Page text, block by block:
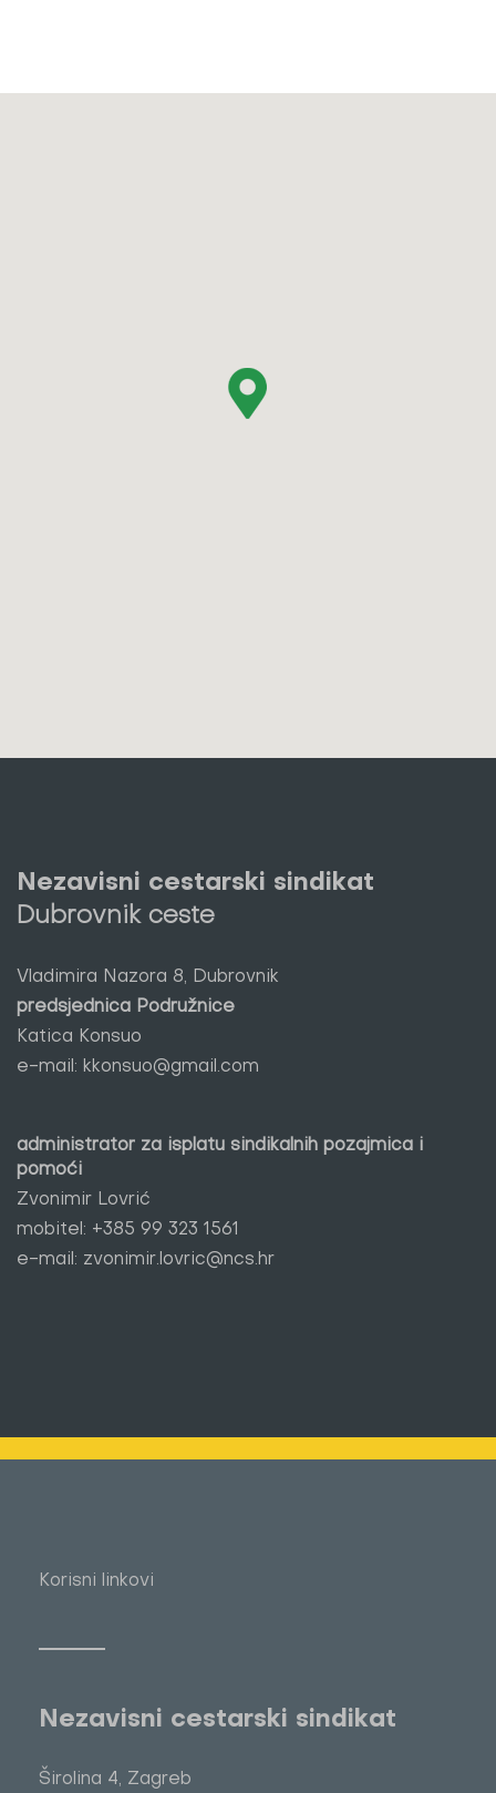
Nezavisni cestarski sindikat
Dubrovnik ceste
Vladimira Nazora 8, Dubrovnik
predsjednica Podružnice
Katica Konsuo
e-mail: kkonsuo@gmail.com
administrator za isplatu sindikalnih pozajmica i
pomoći
Zvonimir Lovrić
mobitel: +385 99 323 1561
e-mail: zvonimir.lovric@ncs.hr
Korisni linkovi
Nezavisni cestarski sindikat
Širolina 4, Zagreb